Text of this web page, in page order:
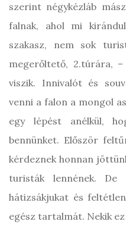
szerint négykézláb
falnak, ahol mi
szakasz, nem sok
megerőltető, 2.túrára,
viszik. Innivalót és
venni a falon a mongol
egy lépést anélkül,
bennünket. Először
kérdeznek honnan
turisták lennének.
hátizsákjukat és
egész tartalmát. Nekik